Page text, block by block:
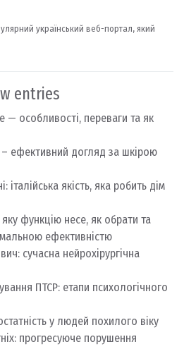
entries
— особливості, переваги та як
– ефективний догляд за шкірою
італійська якість, яка робить дім
функцію несе, як обрати та
ефективністю
сучасна нейрохірургічна
ПТСР: етапи психологічного
у людей похилого віку
прогресуюче порушення